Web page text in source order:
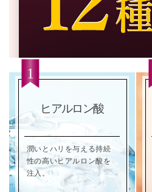
ヒアルロン酸
潤いとハリを与える持続
性の高いヒアルロン酸を
注入。